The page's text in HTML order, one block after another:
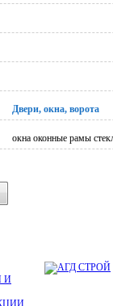
Двери, окна, ворота
окна оконные рамы